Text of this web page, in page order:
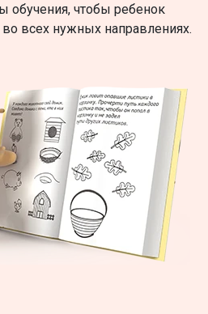
обучения, чтобы ребенок
всех нужных направлениях.